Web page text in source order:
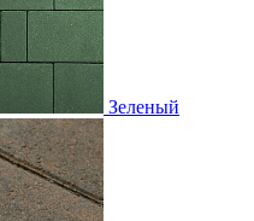
Зеленый